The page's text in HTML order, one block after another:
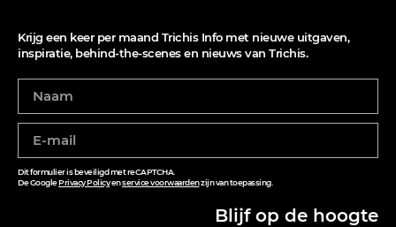
Krijg een keer per maand Trichis Info met nieuwe uitgaven,
inspiratie, behind-the-scenes en nieuws van Trichis.
Dit formulier is beveiligd met reCAPTCHA.
De GooglePrivacy Policyenservice voorwaardenzijn van toepassing.
Blijf op de hoogte